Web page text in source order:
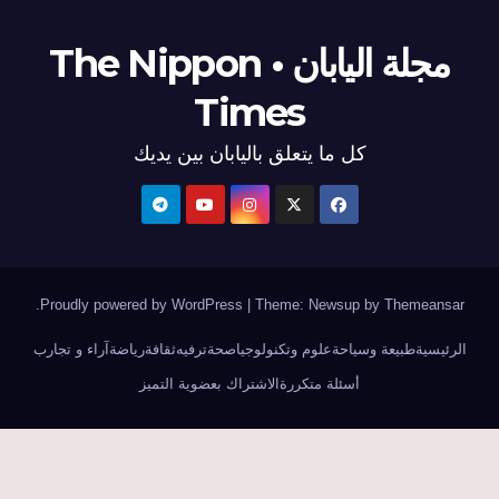
مجلة اليابان • The Nippon
Times
كل ما يتعلق باليابان بين يديك
Proudly powered by WordPress Theme: Newsup by Themeansar
الرئيسيةطبيعة وسياحةعلوم وتكنولوجياصحةترفيهثقافةرياضة آراء و تجارب
أسئلة متكررة الاشتراك بعضوية التميز